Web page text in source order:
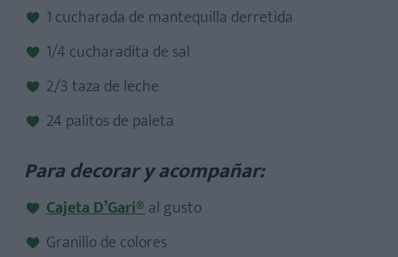
1 cucharada de mantequilla derretida
1/4 cucharadita de sal
2/3 taza de leche
24 palitos de paleta
Para decorar y acompañar:
Cajeta D’Gari®al gusto
Granillo de colores